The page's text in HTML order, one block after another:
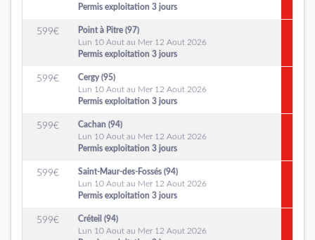
Permis exploitation 3 jours
599€
Point à Pitre (97)
Lun 10 Aout au Mer 12 Aout 2026
Permis exploitation 3 jours
599€
Cergy (95)
Lun 10 Aout au Mer 12 Aout 2026
Permis exploitation 3 jours
599€
Cachan (94)
Lun 10 Aout au Mer 12 Aout 2026
Permis exploitation 3 jours
599€
Saint-Maur-des-Fossés (94)
Lun 10 Aout au Mer 12 Aout 2026
Permis exploitation 3 jours
599€
Créteil (94)
Lun 10 Aout au Mer 12 Aout 2026